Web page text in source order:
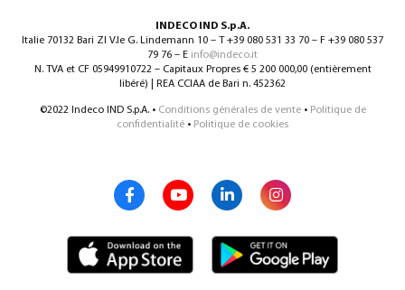
INDECO IND S.p.A.
Italie 70132 Bari ZI V.le G. Lindemann 10 – T +39 080 531 33 70 – F +39 080 537
79 76 – E info@indeco.it
N. TVA et CF 05949910722 – Capitaux Propres € 5 200 000,00 (entièrement
libéré) | REA CCIAA de Bari n. 452362
©2022 Indeco IND S.p.A. • Conditions générales de vente• Politique de
confidentialité • Politique de cookies